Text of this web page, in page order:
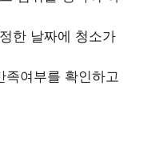
한 날짜에 청소가
족여부를 확인하고